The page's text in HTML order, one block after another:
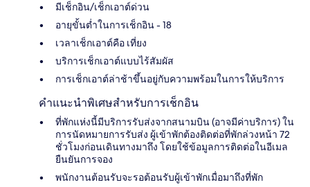
มีเช็กอิน/เช็กเอาต์ด่วน
อายุขั้นต่ำในการเช็กอิน - 18
เวลาเช็กเอาต์คือ เที่ยง
บริการเช็กเอาต์แบบไร้สัมผัส
การเช็กเอาต์ล่าช้าขึ้นอยู่กับความพร้อมในการให้บริการ
คำแนะนำพิเศษสำหรับการเช็กอิน
ที่พักแห่งนี้มีบริการรับส่งจากสนามบิน (อาจมีค่าบริการ) ใน
การนัดหมายการรับส่ง ผู้เข้าพักต้องติดต่อที่พักล่วงหน้า 72
ชั่วโมงก่อนเดินทางมาถึง โดยใช้ข้อมูลการติดต่อในอีเมล
ยืนยันการจอง
พนักงานต้อนรับจะรอต้อนรับผู้เข้าพักเมื่อมาถึงที่พัก